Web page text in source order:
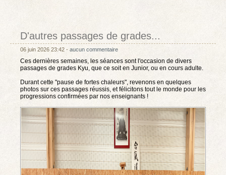
D'autres passages de grades...
06 juin 2026 23:42 - aucun commentaire
Ces dernières semaines, les séances sont l'occasion de divers
passages de grades Kyu, que ce soit en Junior, ou en cours adulte.
Durant cette "pause de fortes chaleurs", revenons en quelques
photos sur ces passages réussis, et félicitons tout le monde pour les
progressions confirmées par nos enseignants !